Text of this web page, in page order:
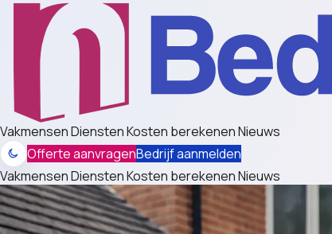
VakmensenDienstenKosten berekenenNieuws
Offerte aanvragenBedrijf aanmelden
VakmensenDienstenKosten berekenenNieuws